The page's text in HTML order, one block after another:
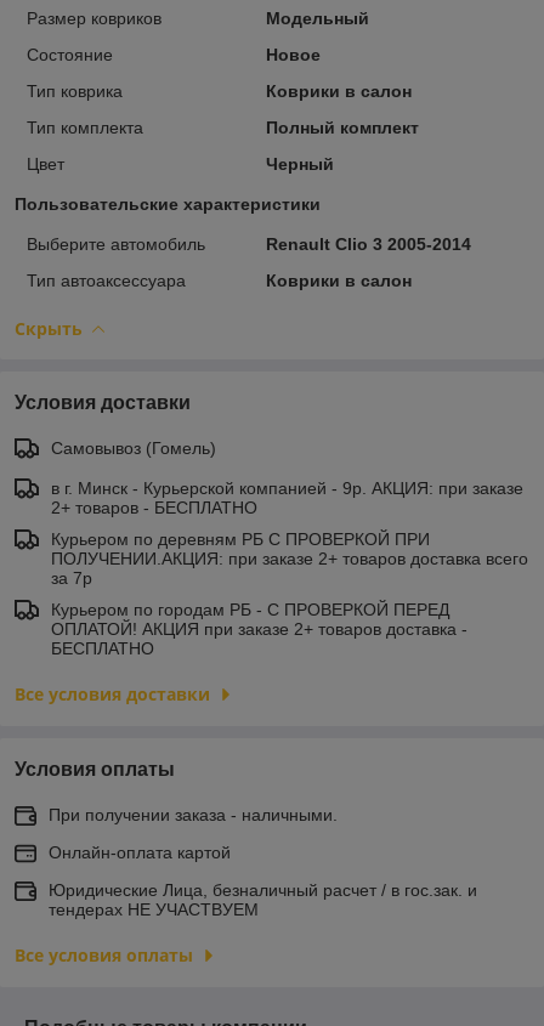
Размер ковриков
Модельный
Состояние
Новое
Тип коврика
Коврики в салон
Тип комплекта
Полный комплект
Цвет
Черный
Пользовательские характеристики
Выберите автомобиль
Renault Clio 3 2005-2014
Тип автоаксессуара
Коврики в салон
Скрыть
Условия доставки
Самовывоз (Гомель)
в г. Минск - Курьерской компанией - 9р. АКЦИЯ: при заказе
2+ товаров - БЕСПЛАТНО
Курьером по деревням РБ С ПРОВЕРКОЙ ПРИ
ПОЛУЧЕНИИ.АКЦИЯ: при заказе 2+ товаров доставка всего
за 7р
Курьером по городам РБ - С ПРОВЕРКОЙ ПЕРЕД
ОПЛАТОЙ! АКЦИЯ при заказе 2+ товаров доставка -
БЕСПЛАТНО
Все условия доставки
Условия оплаты
При получении заказа - наличными.
Онлайн-оплата картой
Юридические Лица, безналичный расчет / в гос.зак. и
тендерах НЕ УЧАСТВУЕМ
Все условия оплаты